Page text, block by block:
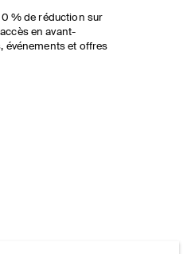
% de réduction sur
en avant-
événements et offres